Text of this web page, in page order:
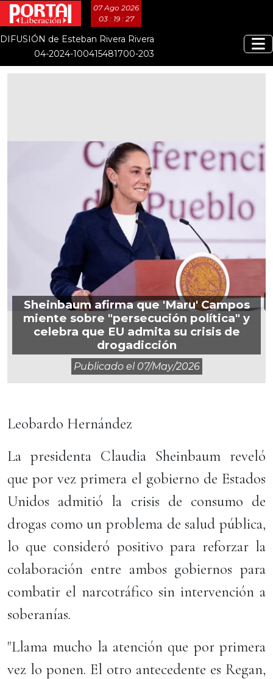
07 Ago 2026
03 : 19 : 27
DIFUSIÓN de Esteban Rivera Rivera
04-2024-100415481700-203
Sheinbaum afirma que 'Maru' Campos
miente sobre "persecución política" y
celebra que EU admita su crisis de
drogadicción
Publicado el 07/may/2026
Leobardo Hernández
La presidenta Claudia Sheinbaum reveló
que por vez primera el gobierno de Estados
Unidos admitió la crisis de consumo de
drogas como un problema de salud pública,
lo que consideró positivo para reforzar la
colaboración entre ambos gobiernos para
combatir el narcotráfico sin intervención a
soberanías.
"Llama mucho la atención que por primera
vez lo ponen. El otro antecedente es Regan,